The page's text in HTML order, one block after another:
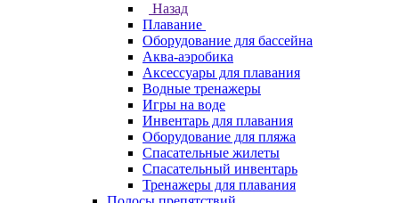
Назад
Плавание
Оборудование для бассейна
Аква-аэробика
Аксессуары для плавания
Водные тренажеры
Игры на воде
Инвентарь для плавания
Оборудование для пляжа
Спасательные жилеты
Спасательный инвентарь
Тренажеры для плавания